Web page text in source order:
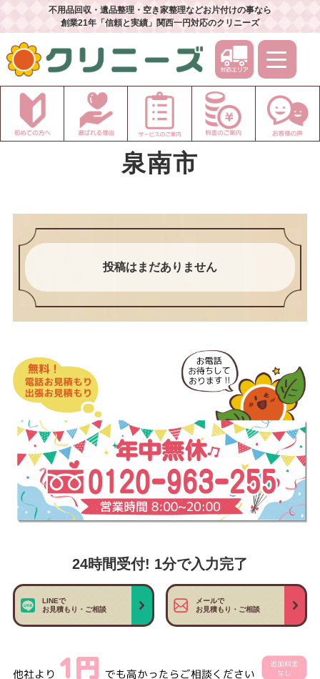
不用品回収・遺品整理・空き家整理などお片付けの事なら
創業21年「信頼と実績」関西一円対応のクリニーズ
泉南市
投稿はまだありません
24時間受付! 1分で入力完了
LINEで
お見積もり・ご相談
メールで
お見積もり・ご相談